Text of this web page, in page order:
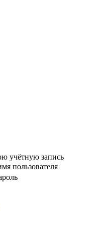
учётную запись
пользователя